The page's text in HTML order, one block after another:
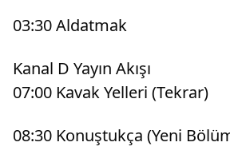
03:30 Aldatmak
Kanal D Yayın Akışı
07:00 Kavak Yelleri (Tekrar)
08:30 Konuştukça (Yeni